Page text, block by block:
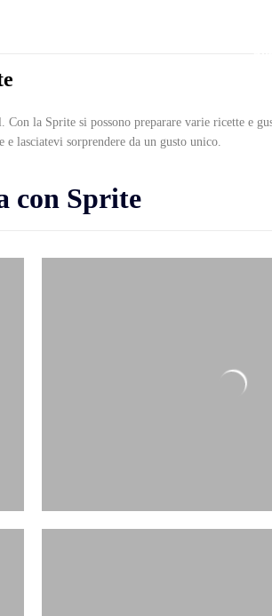
la Sprite si possono preparare varie ricette e
lasciatevi sorprendere da un gusto unico.
con Sprite